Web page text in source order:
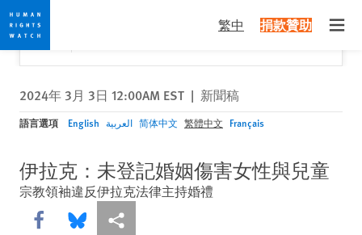
Skip
to
cookie
privacy
notice
Skip
to
main
content
繁中 捐款贊助
Would you like to read this page in English?
Yes
✕
2024年 3月 3日 12:00AM EST | 新聞稿
語言選項 English العربية 简体中文 繁體中文 Français
伊拉克：未登記婚姻傷害女性與兒童
宗教領袖違反伊拉克法律主持婚禮
Share this via Facebook
Share this via Bluesky
More sharing options